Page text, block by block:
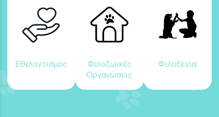
Εθελοντισμός
Φιλοζωικές
Οργανώσεις
Φιλοξενία